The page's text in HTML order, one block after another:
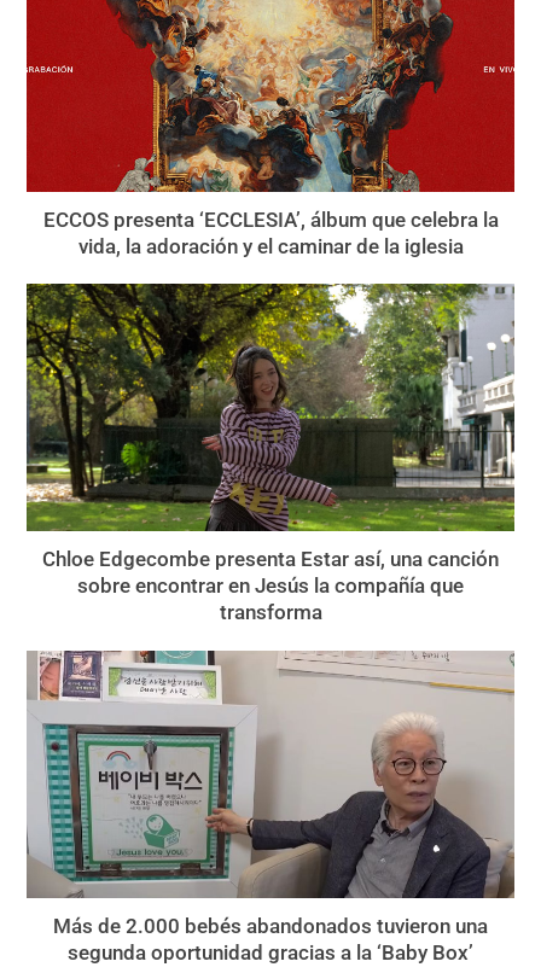
ECCOS presenta ‘ECCLESIA’, álbum que celebra la
vida, la adoración y el caminar de la iglesia
Chloe Edgecombe presenta Estar así, una canción
sobre encontrar en Jesús la compañía que
transforma
Más de 2.000 bebés abandonados tuvieron una
segunda oportunidad gracias a la ‘Baby Box’